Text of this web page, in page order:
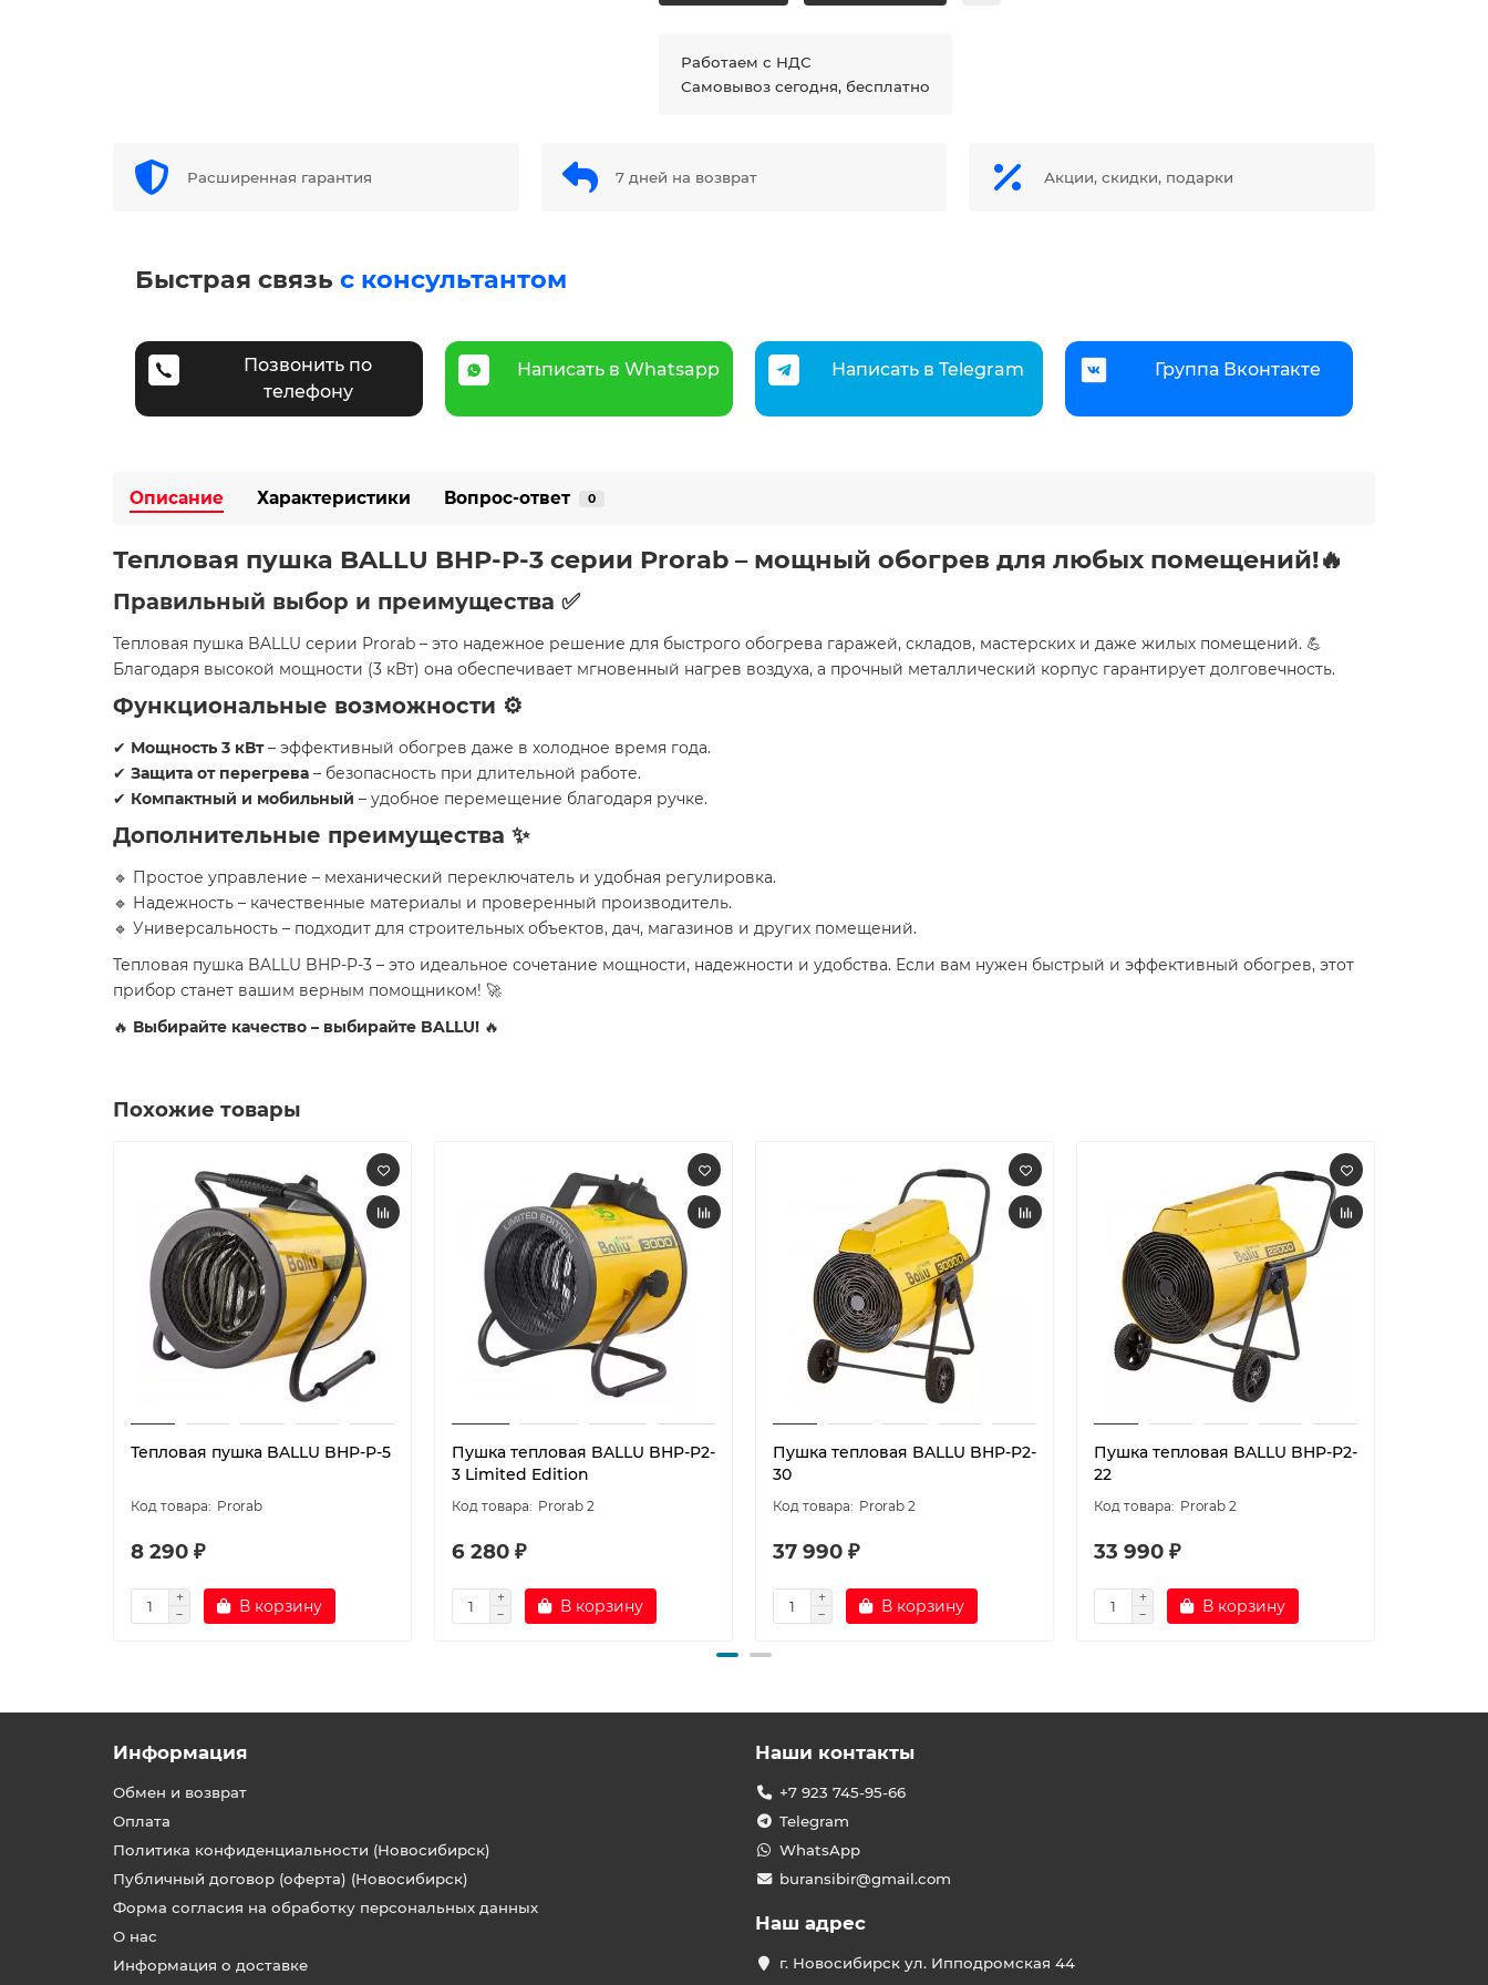
Работаем с НДС
Самовывоз сегодня, бесплатно
Расширенная гарантия 7 дней на возврат Акции, скидки, подарки
Быстрая связь с консультантом
Позвонить по
телефону
Написать в Whatsapp Написать в Telegram Группа Вконтакте
Описание Характеристики Вопрос-ответ 0
Тепловая пушка BALLU BHP-P-3 серии Prorab – мощный обогрев для любых помещений!🔥
Правильный выбор и преимущества ✅
Тепловая пушка BALLU серии Prorab – это надежное решение для быстрого обогрева гаражей, складов, мастерских и даже жилых помещений. 💪
Благодаря высокой мощности (3 кВт) она обеспечивает мгновенный нагрев воздуха, а прочный металлический корпус гарантирует долговечность.
Функциональные возможности ⚙️
✔ Мощность 3 кВт– эффективный обогрев даже в холодное время года.
✔ Защита от перегрева – безопасность при длительной работе.
✔ Компактный и мобильный – удобное перемещение благодаря ручке.
Дополнительные преимущества ✨
🔹 Простое управление – механический переключатель и удобная регулировка.
🔹 Надежность – качественные материалы и проверенный производитель.
🔹 Универсальность – подходит для строительных объектов, дач, магазинов и других помещений.
Тепловая пушка BALLU BHP-P-3 – это идеальное сочетание мощности, надежности и удобства. Если вам нужен быстрый и эффективный обогрев, этот
прибор станет вашим верным помощником! 🚀
🔥 Выбирайте качество – выбирайте BALLU! 🔥
Похожие товары
Тепловая пушка BALLU BHP-P-5
Prorab
8 290 ₽
В корзину
Пушка тепловая BALLU BHP-P2-
3 Limited Edition
Prorab 2
6 280 ₽
В корзину
Пушка тепловая BALLU BHP-P2-
30
Prorab 2
37 990 ₽
В корзину
Пушка тепловая BALLU BHP-P2-
22
Prorab 2
33 990 ₽
В корзину
Информация
Обмен и возврат
Оплата
Политика конфиденциальности (Новосибирск)
Публичный договор (оферта) (Новосибирск)
Форма согласия на обработку персональных данных
О нас
Информация о доставке
Наши контакты
+7 923 745-95-66
Telegram
WhatsApp
buransibir@gmail.com
Наш адрес
г. Новосибирск ул. Ипподромская 44